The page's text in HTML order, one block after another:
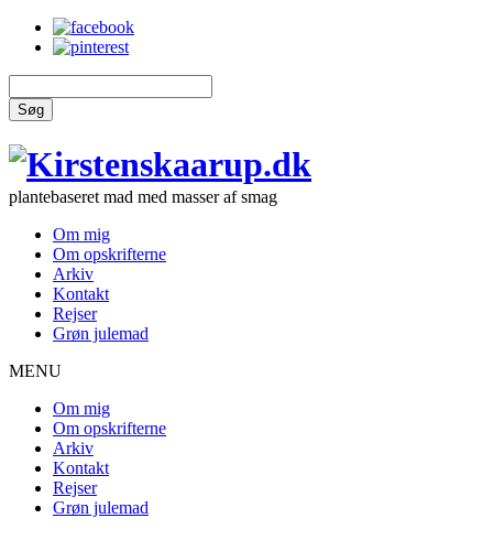
Søg
plantebaseret mad med masser af smag
Om mig
Om opskrifterne
Arkiv
Kontakt
Rejser
Grøn julemad
MENU
Om mig
Om opskrifterne
Arkiv
Kontakt
Rejser
Grøn julemad